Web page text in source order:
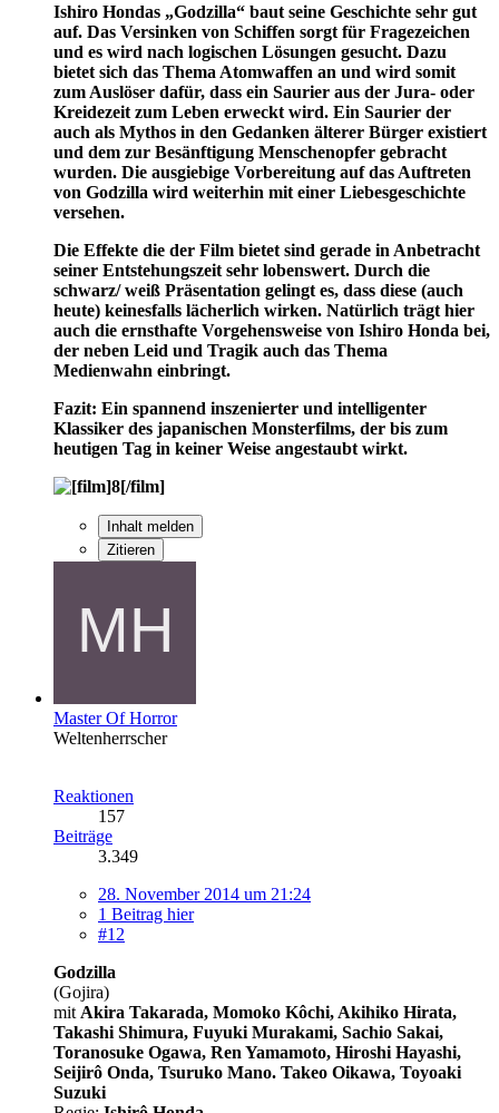
Ishiro Hondas „Godzilla“ baut seine Geschichte sehr gut
auf. Das Versinken von Schiffen sorgt für Fragezeichen
und es wird nach logischen Lösungen gesucht. Dazu
bietet sich das Thema Atomwaffen an und wird somit
zum Auslöser dafür, dass ein Saurier aus der Jura- oder
Kreidezeit zum Leben erweckt wird. Ein Saurier der
auch als Mythos in den Gedanken älterer Bürger existiert
und dem zur Besänftigung Menschenopfer gebracht
wurden. Die ausgiebige Vorbereitung auf das Auftreten
von Godzilla wird weiterhin mit einer Liebesgeschichte
versehen.
Die Effekte die der Film bietet sind gerade in Anbetracht
seiner Entstehungszeit sehr lobenswert. Durch die
schwarz/ weiß Präsentation gelingt es, dass diese (auch
heute) keinesfalls lächerlich wirken. Natürlich trägt hier
auch die ernsthafte Vorgehensweise von Ishiro Honda bei,
der neben Leid und Tragik auch das Thema
Medienwahn einbringt.
Fazit: Ein spannend inszenierter und intelligenter
Klassiker des japanischen Monsterfilms, der bis zum
heutigen Tag in keiner Weise angestaubt wirkt.
Inhalt melden
Zitieren
Master Of Horror
Weltenherrscher
Reaktionen
157
Beiträge
3.349
28. November 2014 um 21:24
1 Beitrag hier
#12
Godzilla
(Gojira)
mit Akira Takarada, Momoko Kôchi, Akihiko Hirata,
Takashi Shimura, Fuyuki Murakami, Sachio Sakai,
Toranosuke Ogawa, Ren Yamamoto, Hiroshi Hayashi,
Seijirô Onda, Tsuruko Mano. Takeo Oikawa, Toyoaki
Suzuki